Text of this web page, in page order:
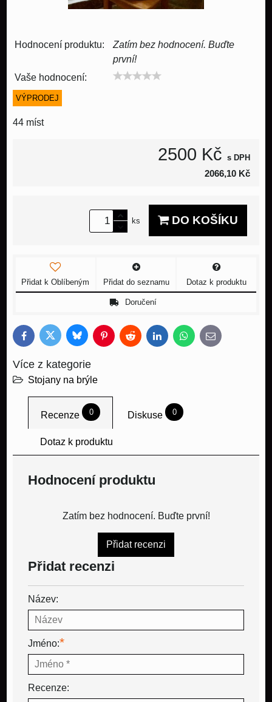
Hodnocení produktu:
Zatím bez hodnocení. Buďte
první!
Vaše hodnocení:
VÝPRODEJ
44 míst
2500 Kč s DPH
2066,10 Kč
ks DO KOŠÍKU
Přidat k Oblíbeným Přidat do seznamu Dotaz k produktu
Doručení
FacebookTwitter BlueskyPinterestReddit LinkedInWhatsApp
E-
mail
Více z kategorie
Stojany na brýle
Recenze 0 Diskuse 0
Dotaz k produktu
Hodnocení produktu
Zatím bez hodnocení. Buďte první!
Přidat recenzi
Přidat recenzi
Název:
Jméno:*
Recenze: